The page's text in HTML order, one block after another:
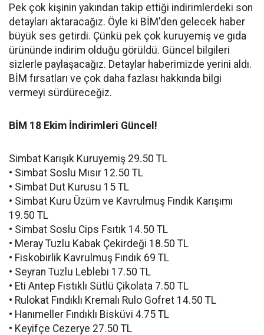
Pek çok kişinin yakından takip ettiği indirimlerdeki son
detayları aktaracağız. Öyle ki BİM'den gelecek haber
büyük ses getirdi. Çünkü pek çok kuruyemiş ve gıda
ürününde indirim olduğu görüldü. Güncel bilgileri
sizlerle paylaşacağız. Detaylar haberimizde yerini aldı.
BİM fırsatları ve çok daha fazlası hakkında bilgi
vermeyi sürdüreceğiz.
BİM 18 Ekim İndirimleri Güncel!
Simbat Karışık Kuruyemiş 29.50 TL
• Simbat Soslu Mısır 12.50 TL
• Simbat Dut Kurusu 15 TL
• Simbat Kuru Üzüm ve Kavrulmuş Fındık Karışımı
19.50 TL
• Simbat Soslu Cips Fsıtık 14.50 TL
• Meray Tuzlu Kabak Çekirdeği 18.50 TL
• Fiskobirlik Kavrulmuş Fındık 69 TL
• Seyran Tuzlu Leblebi 17.50 TL
• Eti Antep Fıstıklı Sütlü Çikolata 7.50 TL
• Rulokat Fındıklı Kremalı Rulo Gofret 14.50 TL
• Hanımeller Fındıklı Bisküvi 4.75 TL
• Keyifçe Cezerye 27.50 TL